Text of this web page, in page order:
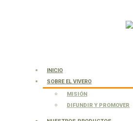
INICIO
SOBRE EL VIVERO
MISIÓN
DIFUNDIR Y PROMOVER